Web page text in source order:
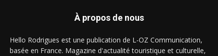
À propos de nous
Hello Rodrigues est une publication de L-OZ Communication,
basée en France. Magazine d'actualité touristique et culturelle,